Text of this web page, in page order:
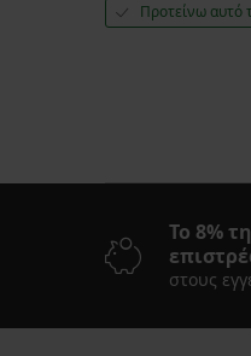
Προτείνω αυτό
Το 8%
στους